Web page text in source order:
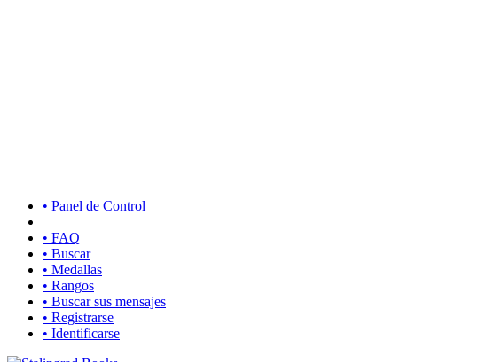
• Panel de Control
• FAQ
• Buscar
• Medallas
• Rangos
• Buscar sus mensajes
• Registrarse
• Identificarse